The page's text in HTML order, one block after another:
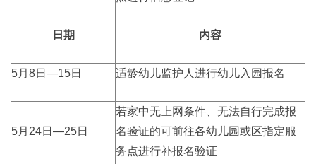
日期 内容
5月8日—15日 适龄幼儿监护人进行幼儿入园报名
5月24日—25日
若家中无上网条件、无法自行完成报
名验证的可前往各幼儿园或区指定服
务点进行补报名验证